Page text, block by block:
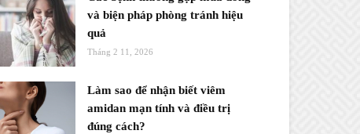
và biện pháp phòng tránh hiệu
quả
Tháng 2 11, 2026
Làm sao để nhận biết viêm
amidan mạn tính và điều trị
đúng cách?